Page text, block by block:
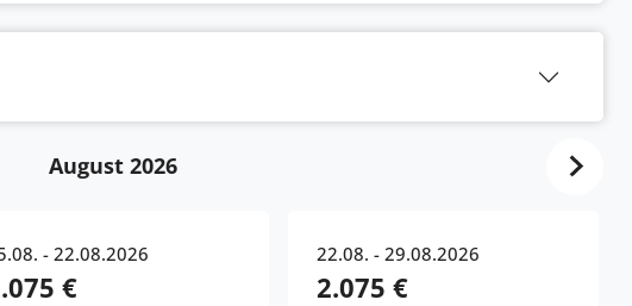
August 2026
- 22.08.2026
€
22.08. - 29.08.2026
2.075 €